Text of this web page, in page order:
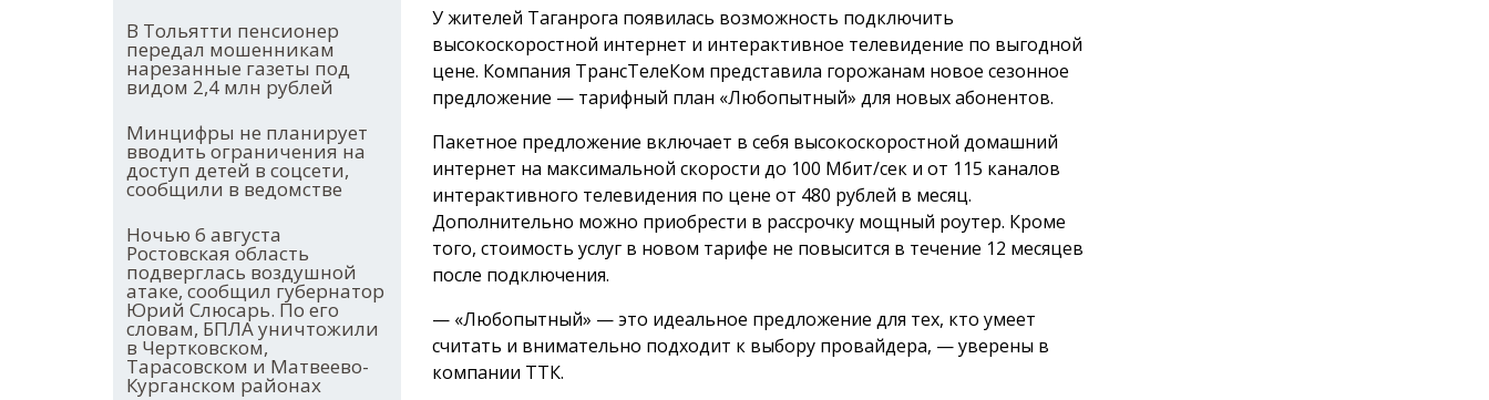
В Тольятти пенсионер
передал мошенникам
нарезанные газеты под
видом 2,4 млн рублей
Минцифры не планирует
вводить ограничения на
доступ детей в соцсети,
сообщили в ведомстве
Ночью 6 августа
Ростовская область
подверглась воздушной
атаке, сообщил губернатор
Юрий Слюсарь. По его
словам, БПЛА уничтожили
в Чертковском,
Тарасовском и Матвеево-
Курганском районах
У жителей Таганрога появилась возможность подключить
высокоскоростной интернет и интерактивное телевидение по выгодной
цене. Компания ТрансТелеКом представила горожанам новое сезонное
предложение — тарифный план «Любопытный» для новых абонентов.
Пакетное предложение включает в себя высокоскоростной домашний
интернет на максимальной скорости до 100 Мбит/сек и от 115 каналов
интерактивного телевидения по цене от 480 рублей в месяц.
Дополнительно можно приобрести в рассрочку мощный роутер. Кроме
того, стоимость услуг в новом тарифе не повысится в течение 12 месяцев
после подключения.
— «Любопытный» — это идеальное предложение для тех, кто умеет
считать и внимательно подходит к выбору провайдера, — уверены в
компании ТТК.